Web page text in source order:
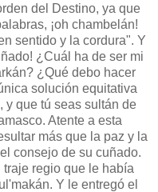
del Destino, ya que
¡oh chambelán!
sentido y la cordura". Y
¿Cuál ha de ser mi
¿Qué debo hacer
solución equitativa
y que tú seas sultán de
Atente a esta
más que la paz y la
consejo de su cuñado.
regio que le había
Y le entregó el